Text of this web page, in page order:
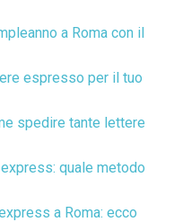
a Roma con il
espresso per il tuo
spedire tante lettere
quale metodo
a Roma: ecco